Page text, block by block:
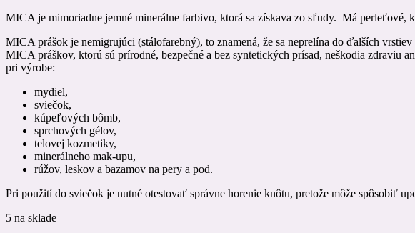
MICA je mimoriadne jemné minerálne farbivo, ktorá sa získava zo sľudy. Má perleťové,
MICA prášok je nemigrujúci (stálofarebný), to znamená, že sa neprelína do ďalších
MICA práškov, ktorú sú prírodné, bezpečné a bez syntetických prísad, neškodia
pri výrobe:
mydiel,
sviečok,
kúpeľových bômb,
sprchových gélov,
telovej kozmetiky,
minerálneho mak-upu,
rúžov, leskov a bazamov na pery a pod.
Pri použití do sviečok je nutné otestovať správne horenie knôtu, pretože môže spôsobiť
5 na sklade